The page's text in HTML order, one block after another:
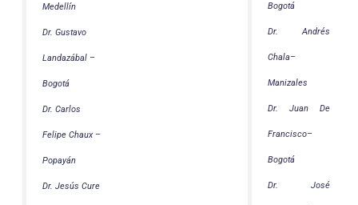
Medellín
Dr. Gustavo
Landazábal –
Bogotá
Dr. Carlos
Felipe Chaux –
Popayán
Dr. Jesús Cure
Bogotá
Dr. Andrés
Chala–
Manizales
Dr. Juan De
Francisco–
Bogotá
Dr. José